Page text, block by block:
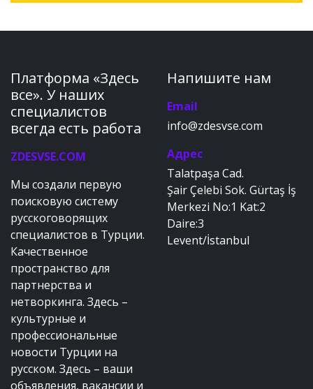
Платформа «Здесь
все». У наших
специалистов
всегда есть работа
ZDESVSE.COM
Мы создали первую
поисковую систему
русскоговорящих
специалистов в Турции.
Качественное
пространство для
партнерства и
нетворкинга. Здесь –
культурные и
профессиональные
новости Турции на
русском. Здесь – ваши
объявления, вакансии и
Напишите нам
Email
info@zdesvse.com
Адрес
Talatpaşa Cad.
Şair Çelebi Sok. Gürtaş İş
Merkezi No:1 Kat:2
Daire:3
Levent/İstanbul